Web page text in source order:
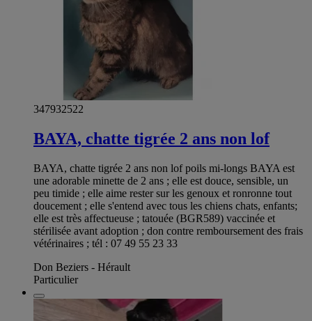
347932522
BAYA, chatte tigrée 2 ans non lof
BAYA, chatte tigrée 2 ans non lof poils mi-longs BAYA est
une adorable minette de 2 ans ; elle est douce, sensible, un
peu timide ; elle aime rester sur les genoux et ronronne tout
doucement ; elle s'entend avec tous les chiens chats, enfants;
elle est très affectueuse ; tatouée (BGR589) vaccinée et
stérilisée avant adoption ; don contre remboursement des frais
vétérinaires ; tél : 07 49 55 23 33
Don Beziers - Hérault
Particulier